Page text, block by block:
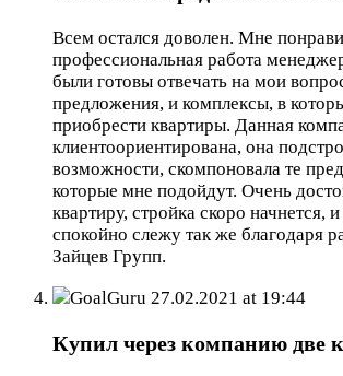
Всем остался доволен. Мне
профессиональная работа
были готовы отвечать на мои
предложения, и комплексы, в
приобрести квартиры. Данная
клиентоориентирована, она
возможности, скомпоновала те
которые мне подойдут. Очень
квартиру, стройка скоро начнется,
спокойно слежу так же благодаря
Зайцев Групп.
GoalGuru 27.02.2021 at 19:44
Купил через компанию две